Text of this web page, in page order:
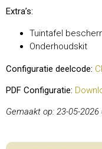
Extra’s:
Tuintafel
Onderhoudskit
Configuratie deelcode:
PDF Configuratie:
Gemaakt op: 23-05-2026